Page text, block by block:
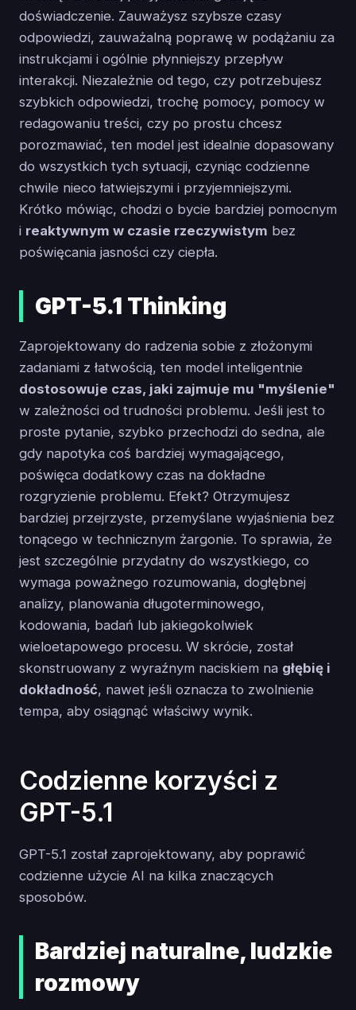
doświadczenie. Zauważysz szybsze czasy
odpowiedzi, zauważalną poprawę w podążaniu za
instrukcjami i ogólnie płynniejszy przepływ
interakcji. Niezależnie od tego, czy potrzebujesz
szybkich odpowiedzi, trochę pomocy, pomocy w
redagowaniu treści, czy po prostu chcesz
porozmawiać, ten model jest idealnie dopasowany
do wszystkich tych sytuacji, czyniąc codzienne
chwile nieco łatwiejszymi i przyjemniejszymi.
Krótko mówiąc, chodzi o bycie bardziej pomocnym
i reaktywnym w czasie rzeczywistym bez
poświęcania jasności czy ciepła.
GPT-5.1 Thinking
Zaprojеktowany do radzenia sobie z złożonymi
zadaniami z łatwością, ten model inteligentnie
dostosowuje czas, jaki zajmuje mu "myślenie"
w zależności od trudności problemu. Jeśli jest to
proste pytanie, szybko przechodzi do sedna, ale
gdy napotyka coś bardziej wymagającego,
poświęca dodatkowy czas na dokładne
rozgryzienie problemu. Efekt? Otrzymujesz
bardziej przejrzyste, przemyślane wyjaśnienia bez
tonącego w technicznym żargonie. To sprawia, że
jest szczególnie przydatny do wszystkiego, co
wymaga poważnego rozumowania, dogłębnej
analizy, planowania długoterminowego,
kodowania, badań lub jakiegokolwiek
wieloetapowego procesu. W skrócie, został
skonstruowany z wyraźnym naciskiem na głębię i
dokładność, nawet jeśli oznacza to zwolnienie
tempa, aby osiągnąć właściwy wynik.
Codzienne korzyści z
GPT-5.1
GPT-5.1 został zaprojektowany, aby poprawić
codzienne użycie AI na kilka znaczących
sposobów.
Bardziej naturalne, ludzkie
rozmowy